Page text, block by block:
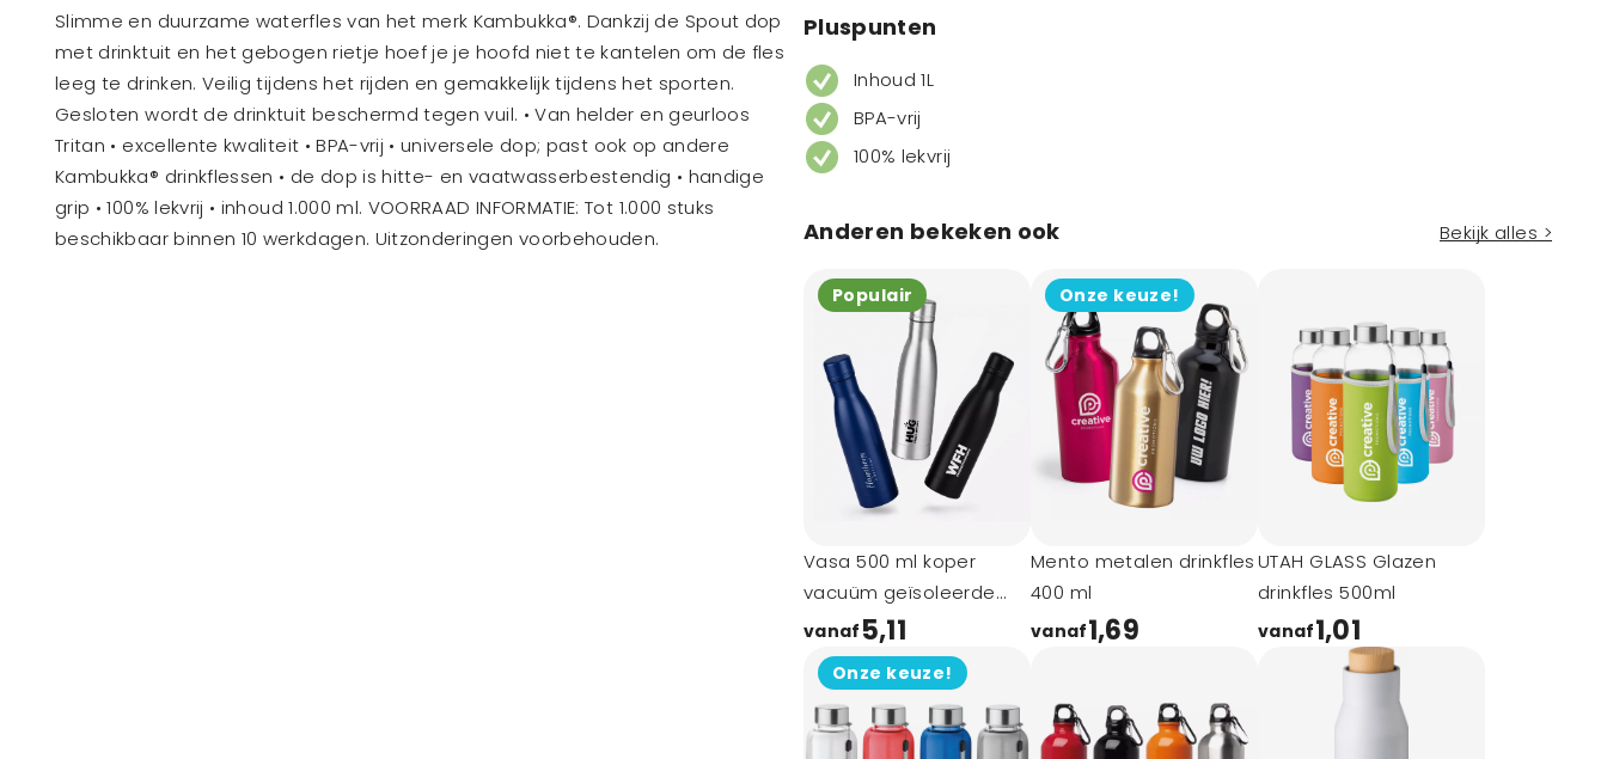
Slimme en duurzame waterfles van het merk Kambukka®. Dankzij de Spout dop
met drinktuit en het gebogen rietje hoef je je hoofd niet te kantelen om de fles
leeg te drinken. Veilig tijdens het rijden en gemakkelijk tijdens het sporten.
Gesloten wordt de drinktuit beschermd tegen vuil. • Van helder en geurloos
Tritan • excellente kwaliteit • BPA-vrij • universele dop; past ook op andere
Kambukka® drinkflessen • de dop is hitte- en vaatwasserbestendig • handige
grip • 100% lekvrij • inhoud 1.000 ml. VOORRAAD INFORMATIE: Tot 1.000 stuks
beschikbaar binnen 10 werkdagen. Uitzonderingen voorbehouden.
Pluspunten
Inhoud 1L
BPA-vrij
100% lekvrij
Anderen bekeken ook Bekijk alles >
Populair
Vasa 500 ml koper
vacuüm geïsoleerde
fles
vanaf 5,11
Onze keuze!
Mento metalen drinkfles
400 ml
vanaf1,69
UTAH GLASS Glazen
drinkfles 500ml
vanaf1,01
Onze keuze!